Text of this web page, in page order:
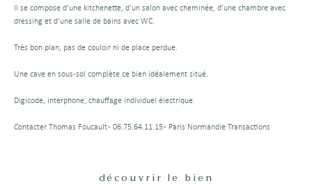
Il se compose d’une kitchenette, d’un salon avec cheminée, d’une chambre avec
dressing et d’une salle de bains avec WC.
Très bon plan, pas de couloir ni de place perdue.
Une cave en sous-sol complète ce bien idéalement situé.
Digicode, interphone, chauffage individuel électrique.
Contacter Thomas Foucault - 06.75.64.11.15 - Paris Normandie Transactions
découvrir le bien